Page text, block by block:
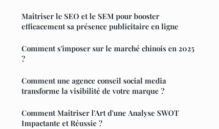
Maîtriser le SEO et le SEM pour booster
efficacement sa présence publicitaire en ligne
Comment s'imposer sur le marché chinois en 2025
?
Comment une agence conseil social media
transforme la visibilité de votre marque ?
Comment Maîtriser l'Art d'une Analyse SWOT
Impactante et Réussie ?